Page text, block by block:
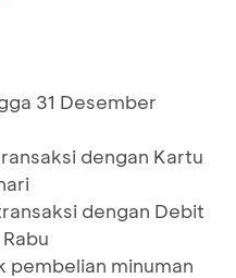
31 Desember
dengan Kartu
dengan Debit
pembelian minuman